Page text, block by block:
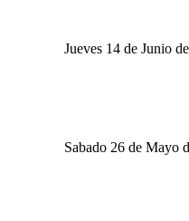
Jueves 14 de Junio
Sabado 26 de Mayo